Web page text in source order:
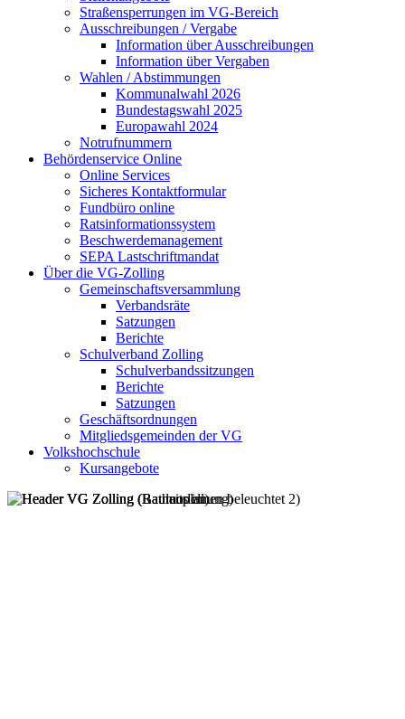
Straßensperrungen im VG-Bereich
Ausschreibungen / Vergabe
Information über Ausschreibungen
Information über Vergaben
Wahlen / Abstimmungen
Kommunalwahl 2026
Bundestagswahl 2025
Europawahl 2024
Notrufnummern
Behördenservice Online
Online Services
Sicheres Kontaktformular
Fundbüro online
Ratsinformationssystem
Beschwerdemanagement
SEPA Lastschriftmandat
Über die VG-Zolling
Gemeinschaftsversammlung
Verbandsräte
Satzungen
Berichte
Schulverband Zolling
Schulverbandssitzungen
Berichte
Satzungen
Geschäftsordnungen
Mitgliedsgemeinden der VG
Volkshochschule
Kursangebote